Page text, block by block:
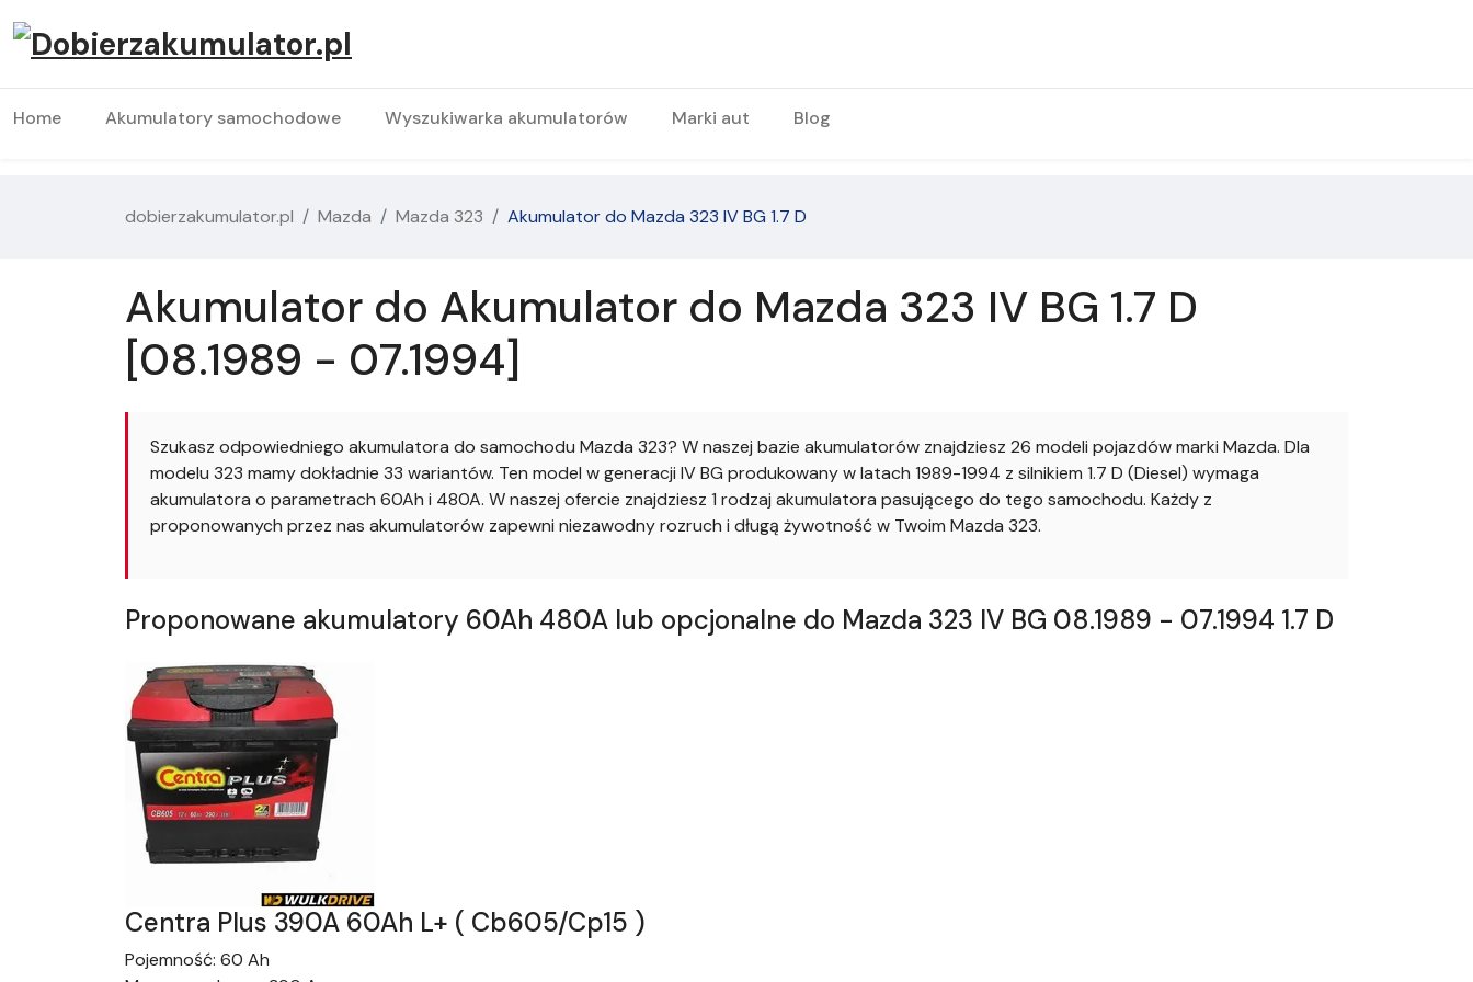
Home Akumulatory samochodowe Wyszukiwarka akumulatorów Marki aut Blog
dobierzakumulator.pl Mazda Mazda 323 Akumulator do Mazda 323 IV BG 1.7 D
Akumulator do Akumulator do Mazda 323 IV BG 1.7 D
[08.1989 - 07.1994]
Szukasz odpowiedniego akumulatora do samochodu Mazda 323? W naszej bazie akumulatorów znajdziesz 26 modeli pojazdów marki Mazda. Dla
modelu 323 mamy dokładnie 33 wariantów. Ten model w generacji IV BG produkowany w latach 1989-1994 z silnikiem 1.7 D (Diesel) wymaga
akumulatora o parametrach 60Ah i 480A. W naszej ofercie znajdziesz 1 rodzaj akumulatora pasującego do tego samochodu. Każdy z
proponowanych przez nas akumulatorów zapewni niezawodny rozruch i długą żywotność w Twoim Mazda 323.
Proponowane akumulatory 60Ah 480A lub opcjonalne do Mazda 323 IV BG 08.1989 - 07.1994 1.7 D
Centra Plus 390A 60Ah L+ ( Cb605/Cp15 )
Pojemność: 60 Ah